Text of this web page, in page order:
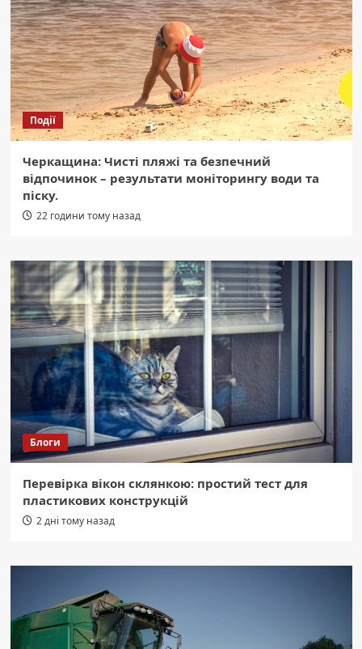
Події
Черкащина: Чисті пляжі та безпечний
відпочинок – результати моніторингу води та
піску.
22 години тому назад
Блоги
Перевірка вікон склянкою: простий тест для
пластикових конструкцій
2 дні тому назад